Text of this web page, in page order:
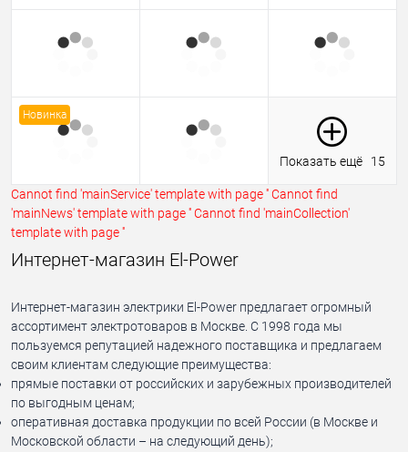
Новинка
Показать ещё 15
Cannot find 'mainService' template with page ''Cannot find
'mainNews' template with page ''Cannot find 'mainCollection'
template with page ''
Интернет-магазин El-Power
Интернет-магазин электрики El-Power предлагает огромный
ассортимент электротоваров в Москве. С 1998 года мы
пользуемся репутацией надежного поставщика и предлагаем
своим клиентам следующие преимущества:
прямые поставки от российских и зарубежных производителей
по выгодным ценам;
оперативная доставка продукции по всей России (в Москве и
Московской области – на следующий день);